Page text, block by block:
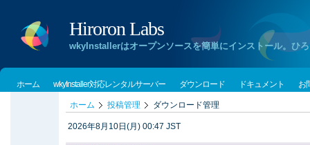
Hiroron Labs
wkyInstallerはオープンソースを簡単にインストール。ひ
ホーム wkyInstaller対応レンタルサーバー ダウンロード ドキュメント お
ホーム 投稿管理 ダウンロード管理
2026年8月10日(月) 00:47 JST